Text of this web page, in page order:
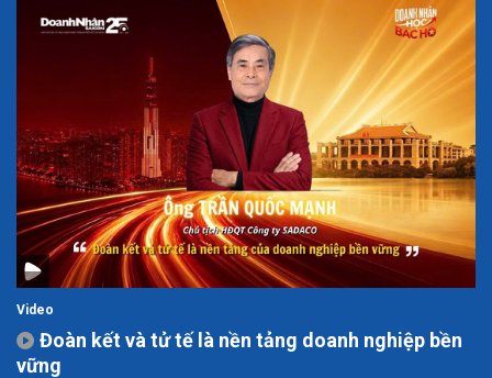
Video
Đoàn kết và tử tế là nền tảng doanh nghiệp bền
vững